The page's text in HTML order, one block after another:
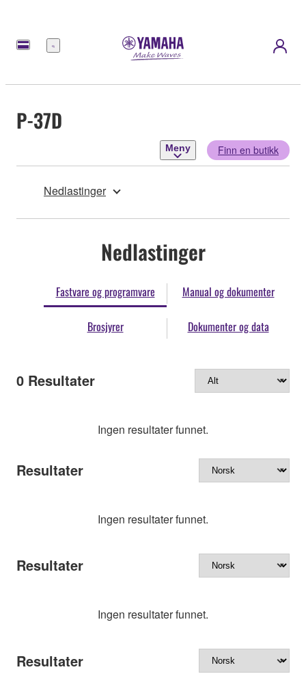
Meny
P-37D
Meny Finn en butikk
Nedlastinger
Nedlastinger
Fastvare og programvare Manual og dokumenter
Brosjyrer Dokumenter og data
0 Resultater
Ingen resultater funnet.
Resultater
Ingen resultater funnet.
Resultater
Ingen resultater funnet.
Resultater